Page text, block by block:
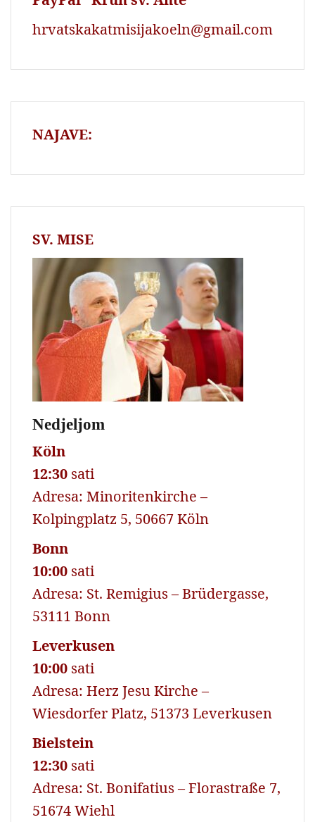
hrvatskakatmisijakoeln@gmail.com
NAJAVE:
SV. MISE
Nedjeljom
Köln
12:30 sati
Adresa: Minoritenkirche –
Kolpingplatz 5, 50667 Köln
Bonn
10:00 sati
Adresa: St. Remigius – Brüdergasse,
53111 Bonn
Leverkusen
10:00 sati
Adresa: Herz Jesu Kirche –
Wiesdorfer Platz, 51373 Leverkusen
Bielstein
12:30 sati
Adresa: St. Bonifatius – Florastraße 7,
51674 Wiehl